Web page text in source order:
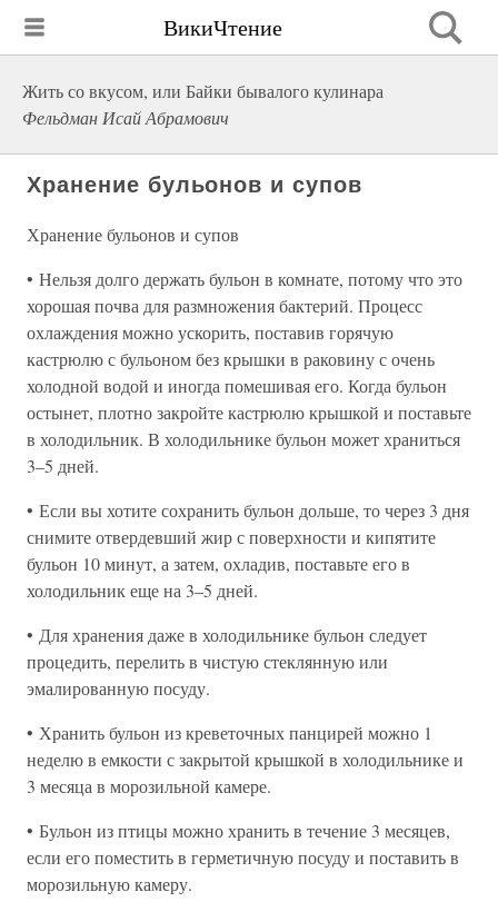
ВикиЧтение
Жить со вкусом, или Байки бывалого кулинара
Фельдман Исай Абрамович
Хранение бульонов и супов
Хранение бульонов и супов
• Нельзя долго держать бульон в комнате, потому что это
хорошая почва для размножения бактерий. Процесс
охлаждения можно ускорить, поставив горячую
кастрюлю с бульоном без крышки в раковину с очень
холодной водой и иногда помешивая его. Когда бульон
остынет, плотно закройте кастрюлю крышкой и поставьте
в холодильник. В холодильнике бульон может храниться
3–5 дней.
• Если вы хотите сохранить бульон дольше, то через 3 дня
снимите отвердевший жир с поверхности и кипятите
бульон 10 минут, а затем, охладив, поставьте его в
холодильник еще на 3–5 дней.
• Для хранения даже в холодильнике бульон следует
процедить, перелить в чистую стеклянную или
эмалированную посуду.
• Хранить бульон из креветочных панцирей можно 1
неделю в емкости с закрытой крышкой в холодильнике и
3 месяца в морозильной камере.
• Бульон из птицы можно хранить в течение 3 месяцев,
если его поместить в герметичную посуду и поставить в
морозильную камеру.